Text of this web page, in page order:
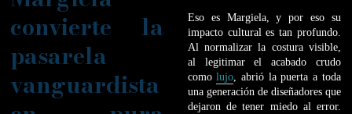
convierte la
pasarela
vanguardista
Eso es Margiela, y por eso su
impacto cultural es tan profundo.
Al normalizar la costura visible,
al legitimar el acabado crudo
como lujo, abrió la puerta a toda
una generación de diseñadores que
dejaron de tener miedo al error.